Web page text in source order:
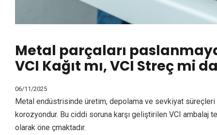
Metal parçaları
VCI Kağıt mı, VCI Streç mi
06/11/2025
Metal endüstrisinde üretim, depolama ve sevkiyat
korozyondur. Bu ciddi soruna karşı geliştirilen VCI
olarak öne çmaktadır.